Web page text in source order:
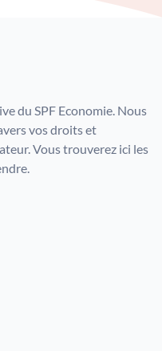
du SPF Economie. Nous
vos droits et
Vous trouverez ici les